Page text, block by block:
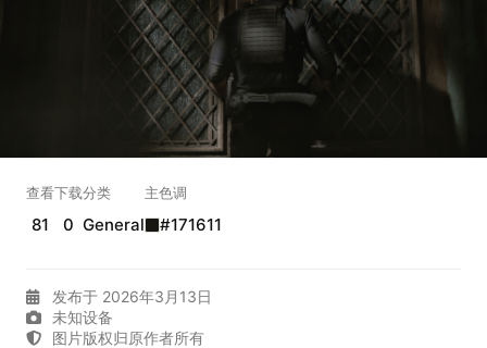
查看
81
下载
0
分类
General
主色调
#171611
发布于 2026年3月13日
未知设备
图片版权归原作者所有
在主题许可下可免费使用
分享 信息
实时弹幕
弹幕会在下方多行滚动展示；匿名发送有数量和频率限制。
加载弹幕...
正在生成支付二维码...